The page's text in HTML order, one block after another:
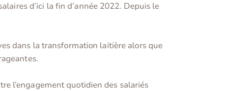
d’ici la fin d’année 2022. Depuis le
dans la transformation laitière alors que
l’engagement quotidien des salariés